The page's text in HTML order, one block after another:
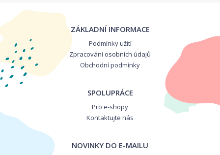
ZÁKLADNÍ INFORMACE
Podmínky užití
Zpracování osobních údajů
Obchodní podmínky
SPOLUPRÁCE
Pro e-shopy
Kontaktujte nás
NOVINKY DO E-MAILU